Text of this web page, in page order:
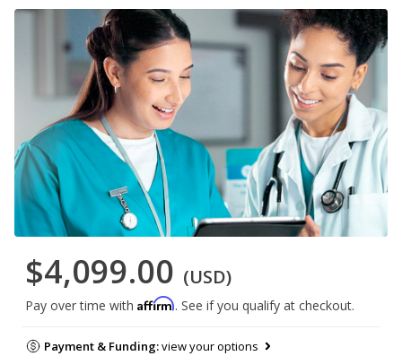
$4,099.00 (USD)
Pay over time with Affirm. See if you qualify at checkout.
Payment & Funding:view your options